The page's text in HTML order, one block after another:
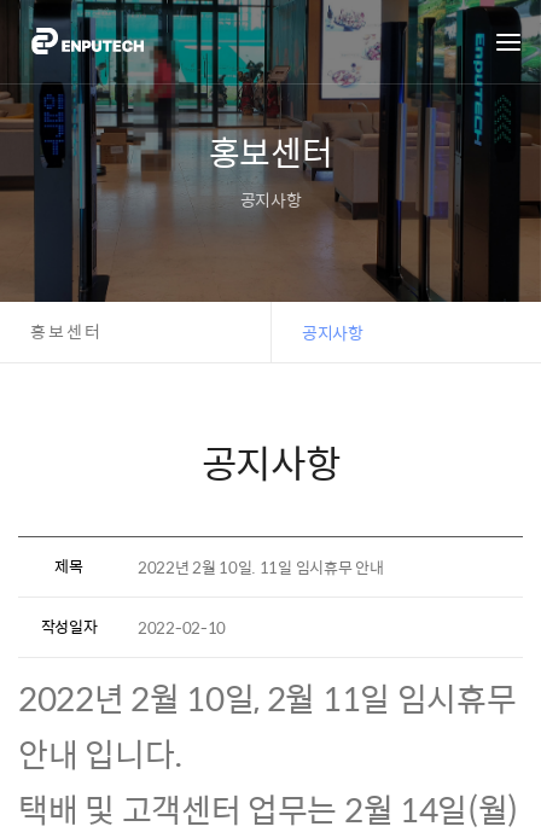
홍보센터
공지사항
홍보센터 공지사항
공지사항
제목 2022년 2월 10일. 11일 임시휴무 안내
작성일자 2022-02-10
2022년 2월 10일, 2월 11일 임시휴무
안내 입니다.
택배 및 고객센터 업무는 2월 14일(월)